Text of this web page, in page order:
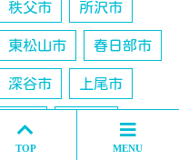
秩父市 所沢市
東松山市 春日部市
深谷市 上尾市
戸田市
TOP MENU